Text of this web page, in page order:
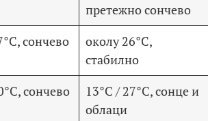
претежно сончево
сончево
околу 26°C,
стабилно
сончево
13°C / 27°C, сонце и
облаци